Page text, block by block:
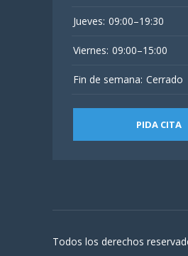
Jueves: 09:00–19:30
Viernes: 09:00–15:00
Fin de semana: Cerrado
PIDA CITA
Todos los derechos